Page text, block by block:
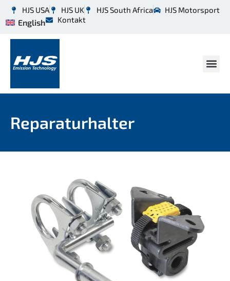
HJS USA HJS UK HJS South Africa HJS Motorsport
English Kontakt
Reparaturhalter